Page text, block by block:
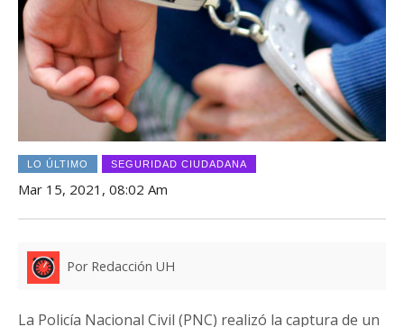
LO ÚLTIMO SEGURIDAD CIUDADANA
Mar 15, 2021, 08:02 Am
Por Redacción UH
La Policía Nacional Civil (PNC) realizó la captura de un